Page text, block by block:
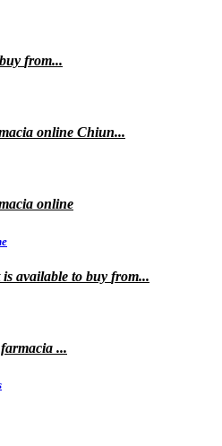
buy from...
online Chiun...
online
available to buy from...
farmacia ...